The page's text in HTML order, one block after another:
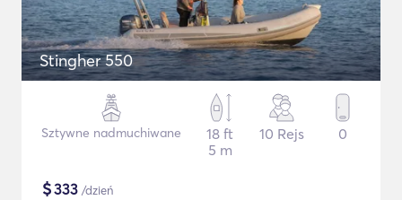
Stingher 550
Sztywne nadmuchiwane
18 ft
5 m
10 Rejs 0
$333 /dzień